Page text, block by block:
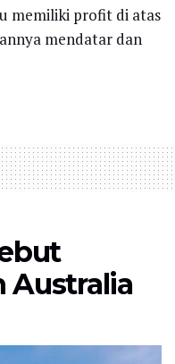
memiliki profit di atas
mendatar dan
Australia